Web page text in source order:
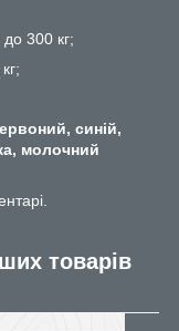
300 кг;
синій,
молочний
товарів